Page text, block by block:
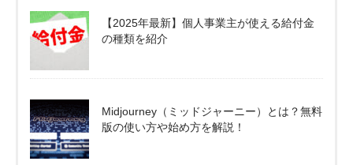
【2025年最新】個人事業主が使える給付金
の種類を紹介
Midjourney（ミッドジャーニー）とは？無料
版の使い方や始め方を解説！